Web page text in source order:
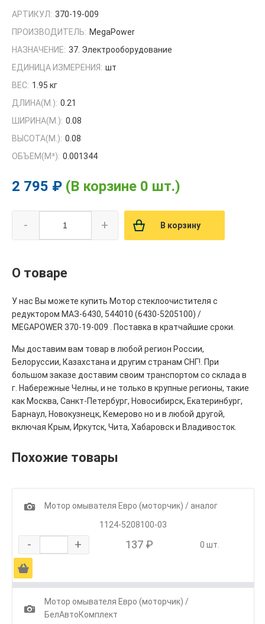
АРТИКУЛ: 370-19-009
ПРОИЗВОДИТЕЛЬ: MegaPower
НАЗНАЧЕНИЕ: 37. Электрооборудование
ЕДИНИЦА ИЗМЕРЕНИЯ: шт
ВЕС: 1.95 кг
ДЛИНА(М.): 0.21
ШИРИНА(М.): 0.08
ВЫСОТА(М.): 0.08
ОБЪЕМ(M³): 0.001344
2 795 ₽ (В корзине 0 шт.)
- + В корзину
О товаре
У нас Вы можете купить Мотор стеклоочистителя с
редуктором МАЗ-6430, 544010 (6430-5205100) /
MEGAPOWER 370-19-009 . Поставка в кратчайшие сроки.
Мы доставим вам товар в любой регион России,
Белоруссии, Казахстана и другим странам СНГ!. При
большом заказе доставим своим транспортом со склада в
г. Набережные Челны, и не только в крупные регионы, такие
как Москва, Санкт-Петербург, Новосибирск, Екатеринбург,
Барнаул, Новокузнецк, Кемерово но и в любой другой,
включая Крым, Иркутск, Чита, Хабаровск и Владивосток.
Похожие товары
1
Мотор омывателя Евро (моторчик) / аналог
1124-5208100-03
- + 137 ₽ 0 шт.
Ä
1
Мотор омывателя Евро (моторчик) /
БелАвтоКомплект